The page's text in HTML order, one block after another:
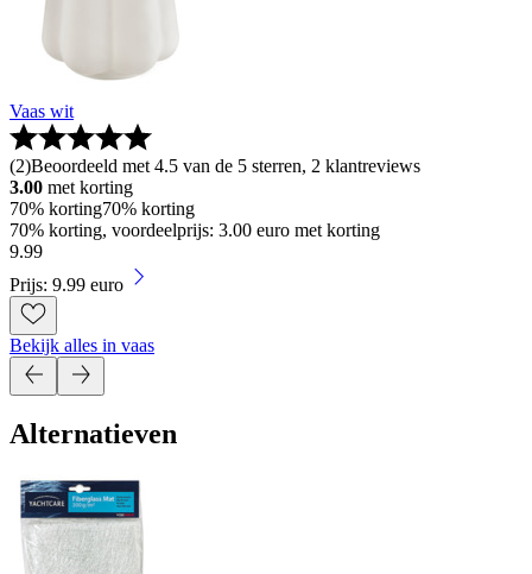
Vaas wit
(2)Beoordeeld met 4.5 van de 5 sterren, 2 klantreviews
3.00 met korting
70% korting70% korting
70% korting, voordeelprijs: 3.00 euro met korting
9.99
Prijs: 9.99 euro
Bekijk alles in vaas
Alternatieven